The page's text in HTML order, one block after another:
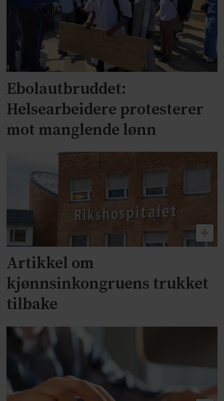
Ebolautbruddet:
Helsearbeidere protesterer
mot manglende lønn
Artikkel om
kjønnsinkongruens trukket
tilbake